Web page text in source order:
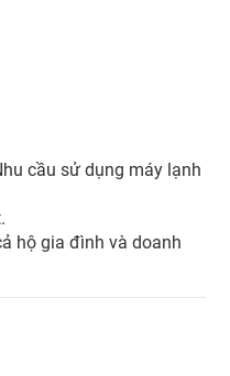
cầu sử dụng máy lạnh
hộ gia đình và doanh